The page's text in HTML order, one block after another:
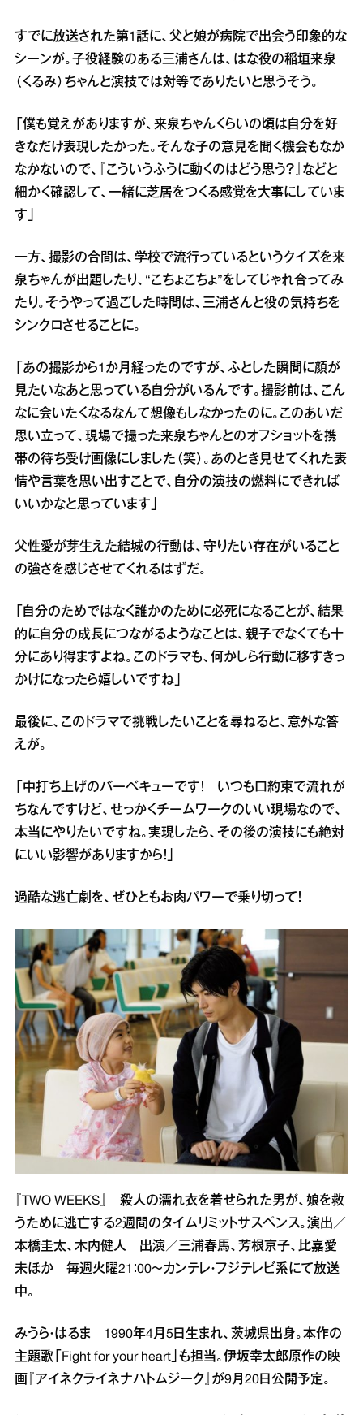
すでに放送された第1話に、父と娘が病院で出会う印象的な
シーンが。子役経験のある三浦さんは、はな役の稲垣来泉
（くるみ）ちゃんと演技では対等でありたいと思うそう。
「僕も覚えがありますが、来泉ちゃんくらいの頃は自分を好
きなだけ表現したかった。そんな子の意見を聞く機会もなか
なかないので、『こういうふうに動くのはどう思う？』などと
細かく確認して、一緒に芝居をつくる感覚を大事にしていま
す」
一方、撮影の合間は、学校で流行っているというクイズを来
泉ちゃんが出題したり、“こちょこちょ”をしてじゃれ合ってみ
たり。そうやって過ごした時間は、三浦さんと役の気持ちを
シンクロさせることに。
「あの撮影から1か月経ったのですが、ふとした瞬間に顔が
見たいなあと思っている自分がいるんです。撮影前は、こん
なに会いたくなるなんて想像もしなかったのに。このあいだ
思い立って、現場で撮った来泉ちゃんとのオフショットを携
帯の待ち受け画像にしました（笑）。あのとき見せてくれた表
情や言葉を思い出すことで、自分の演技の燃料にできれば
いいかなと思っています」
父性愛が芽生えた結城の行動は、守りたい存在がいること
の強さを感じさせてくれるはずだ。
「自分のためではなく誰かのために必死になることが、結果
的に自分の成長につながるようなことは、親子でなくても十
分にあり得ますよね。このドラマも、何かしら行動に移すきっ
かけになったら嬉しいですね」
最後に、このドラマで挑戦したいことを尋ねると、意外な答
えが。
「中打ち上げのバーベキューです！ いつも口約束で流れが
ちなんですけど、せっかくチームワークのいい現場なので、
本当にやりたいですね。実現したら、その後の演技にも絶対
にいい影響がありますから！」
過酷な逃亡劇を、ぜひともお肉パワーで乗り切って！
『TWO WEEKS』 殺人の濡れ衣を着せられた男が、娘を救
うために逃亡する2週間のタイムリミットサスペンス。演出／
本橋圭太、木内健人 出演／三浦春馬、芳根京子、比嘉愛
未ほか 毎週火曜21：00～カンテレ・フジテレビ系にて放送
中。
みうら・はるま 1990年4月5日生まれ、茨城県出身。本作の
主題歌「Fight for your heart」も担当。伊坂幸太郎原作の映
画『アイネクライネナハトムジーク』が9月20日公開予定。